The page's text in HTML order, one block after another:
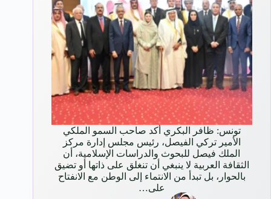
تونس: ظافر البكري أكد صاحب السمو الملكي
الأمير تركي الفيصل، رئيس مجلس إدارة مركز
الملك فيصل للبحوث والدراسات الإسلامية، أن
الثقافة العربية لا ينبغي أن تنغلق على ذاتها أو تضيق
بالحوار، بل تبدأ من الانتماء إلى الوطن مع الانفتاح
على…